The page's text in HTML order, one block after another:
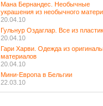
Мана Бернандес. Необычные
украшения из необычного
20.04.10
Гульнур Оздаглар. Все из
20.04.10
Гари Харви. Одежда из
материалов
20.04.10
Мини-Европа в Бельгии
22.03.10